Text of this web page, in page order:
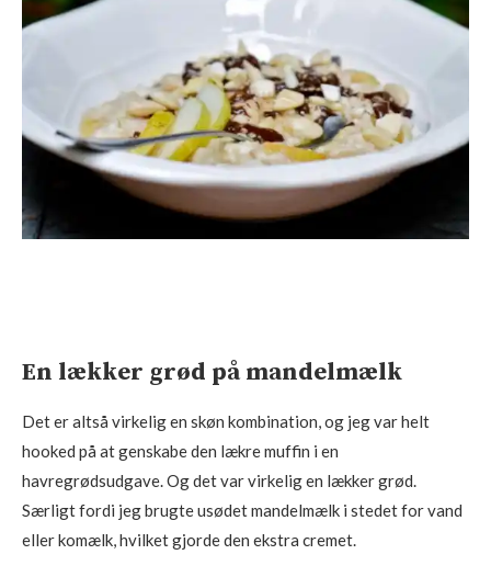
En lækker grød på mandelmælk
Det er altså virkelig en skøn kombination, og jeg var helt
hooked på at genskabe den lækre muffin i en
havregrødsudgave. Og det var virkelig en lækker grød.
Særligt fordi jeg brugte usødet mandelmælk i stedet for vand
eller komælk, hvilket gjorde den ekstra cremet.